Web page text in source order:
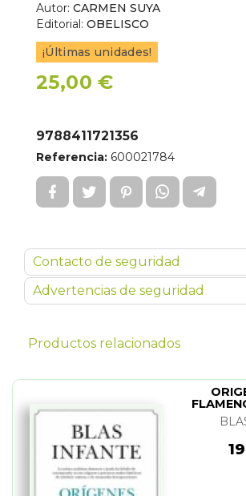
Autor: CARMEN SUYA
Editorial: OBELISCO
¡Últimas unidades!
25,00 €
9788411721356
Referencia: 600021784
Contacto de seguridad
Advertencias de seguridad
Productos relacionados
DEL